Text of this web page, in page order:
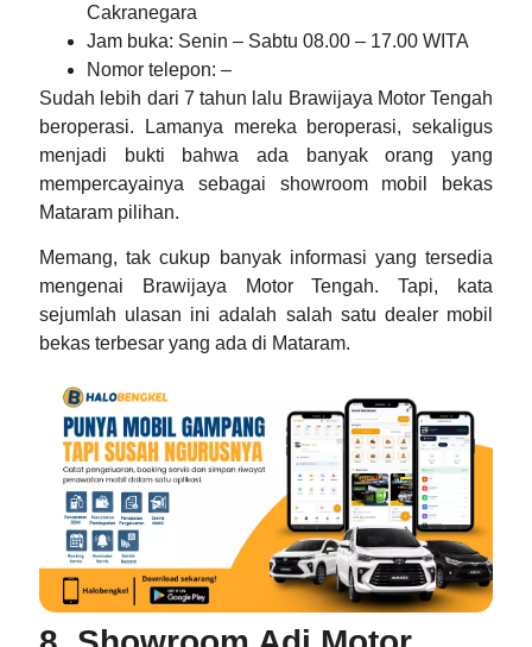
Cakranegara
Jam buka: Senin – Sabtu 08.00 – 17.00 WITA
Nomor telepon: –
Sudah lebih dari 7 tahun lalu Brawijaya Motor Tengah
beroperasi. Lamanya mereka beroperasi, sekaligus
menjadi bukti bahwa ada banyak orang yang
mempercayainya sebagai showroom mobil bekas
Mataram pilihan.
Memang, tak cukup banyak informasi yang tersedia
mengenai Brawijaya Motor Tengah. Tapi, kata
sejumlah ulasan ini adalah salah satu dealer mobil
bekas terbesar yang ada di Mataram.